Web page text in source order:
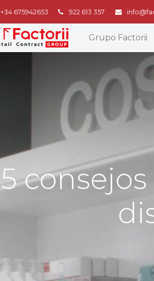
+34 675942653 922 613 357
Grupo Factorii
5